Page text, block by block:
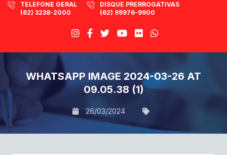
TELEFONE GERAL
(62) 3238-2000
DISQUE PRERROGATIVAS
(62) 99976-9900
WHATSAPP IMAGE 2024-03-26 AT
09.05.38 (1)
26/03/2024